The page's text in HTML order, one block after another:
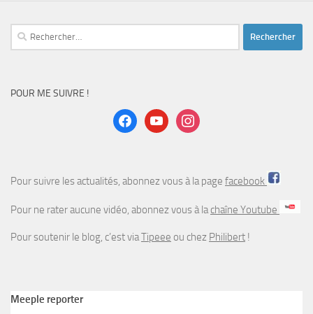
Rechercher :
POUR ME SUIVRE !
facebookyoutubeinstagram
Pour suivre les actualités, abonnez vous à la page facebook
Pour ne rater aucune vidéo, abonnez vous à lachaîne Youtube
Pour soutenir le blog, c’est viaTipeee ou chez Philibert !
Meeple reporter